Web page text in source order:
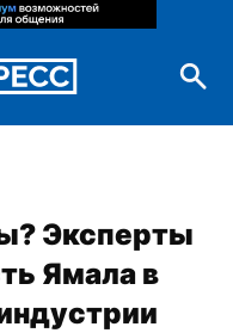
Эксперты
Ямала в